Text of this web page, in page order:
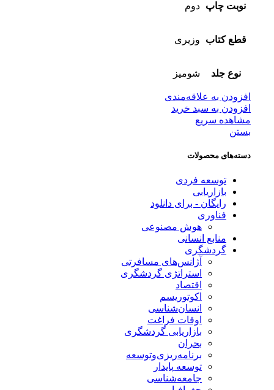
نوبت چاپ دوم
قطع کتاب وزیری
نوع جلد شومیز
افزودن به علاقه‌مندی
افزودن به سبد خرید
مشاهده سریع
بستن
دسته‌های محصولات
توسعه فردی
بازاریابی
رایگان - برای دانلود
فناوری
هوش مصنوعی
منابع انسانی
گردشگری
آژانس‌های مسافرتی
استراتژی گردشگری
اقتصاد
اکوتوریسم
انسان‌شناسی
اوقات فراغت
بازاریابی گردشگری
بحران
برنامه‌ریزی‌وتوسعه
توسعه پایدار
جامعه‌شناسی